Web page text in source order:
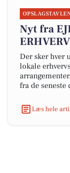
Nyt fra
ERHVERV
Der sker hver
lokale
fra de seneste
Læs hele